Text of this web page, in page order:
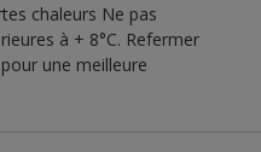
chaleurs Ne pas
à + 8°C. Refermer
une meilleure